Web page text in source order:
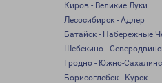
Киров - Великие Луки
Лесосибирск - Адлер
Батайск - Набережные
Шебекино -
Гродно - Южно-
Борисоглебск - Курск